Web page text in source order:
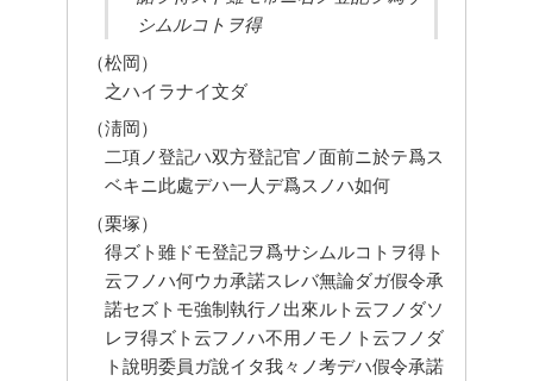
シムルコトヲ得
（松岡）
之ハイラナイ文ダ
（淸岡）
二項ノ登記ハ双方登記官ノ面前ニ於テ爲ス
ベキニ此處デハ一人デ爲スノハ如何
（栗塚）
得ズト雖ドモ登記ヲ爲サシムルコトヲ得ト
云フノハ何ウカ承諾スレバ無論ダガ假令承
諾セズトモ強制執行ノ出來ルト云フノダソ
レヲ得ズト云フノハ不用ノモノト云フノダ
ト說明委員ガ說イタ我々ノ考デハ假令承諾